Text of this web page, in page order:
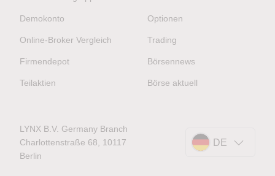
Demokonto
Online-Broker Vergleich
Firmendepot
Teilaktien
Optionen
Trading
Börsennews
Börse aktuell
LYNX B.V. Germany Branch
Charlottenstraße 68, 10117
Berlin
DE